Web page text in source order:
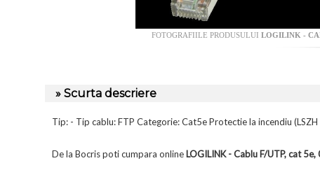
FOTOGRAFIILE PRODUSULUI LOGILINK -
» Scurta descriere
Tip: - Tip cablu: FTP Categorie: Cat5e Protectie la incendiu
De la Bocris poti cumpara online LOGILINK - Cablu F/UTP, cat